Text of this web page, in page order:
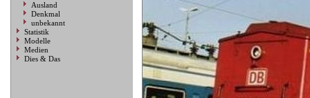
Ausland
Denkmal
unbekannt
Statistik
Modelle
Medien
Dies & Das